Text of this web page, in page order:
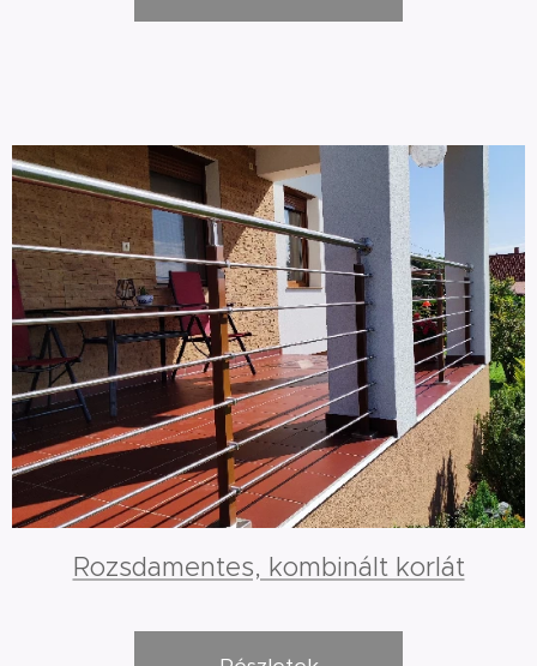
Rozsdamentes, kombinált korlát